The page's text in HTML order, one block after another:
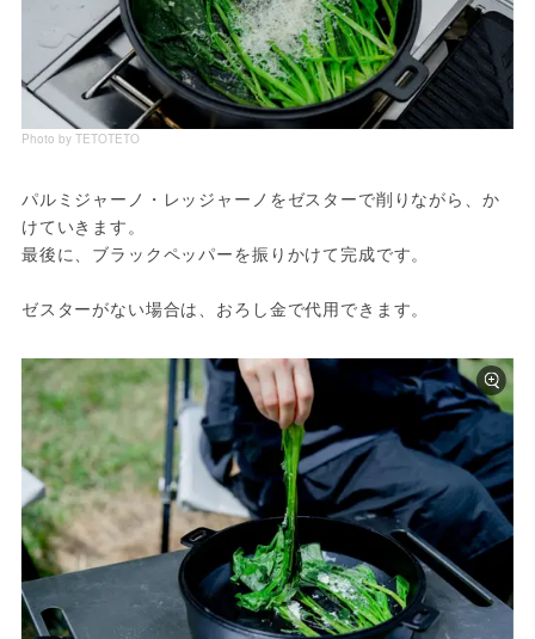
Photo by TETOTETO
パルミジャーノ・レッジャーノをゼスターで削りながら、か
けていきます。
最後に、ブラックペッパーを振りかけて完成です。
ゼスターがない場合は、おろし金で代用できます。